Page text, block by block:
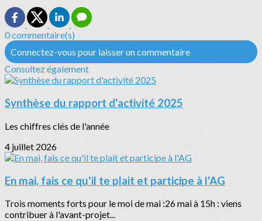
0 commentaire(s)
Connectez-vous pour laisser un commentaire
Consultez également
Synthèse du rapport d'activité 2025
Les chiffres clés de l'année
4 juillet 2026
En mai, fais ce qu'il te plait et participe à l'AG
Trois moments forts pour le moi de mai :26 mai à 15h : viens
contribuer à l'avant-projet...